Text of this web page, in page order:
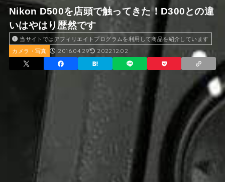
Nikon D500を店頭で触ってきた！D300との違
いはやはり歴然です
当サイトではアフィリエイトプログラムを利用して商品を紹介しています
カメラ・写真 2016.04.29 2022.12.02